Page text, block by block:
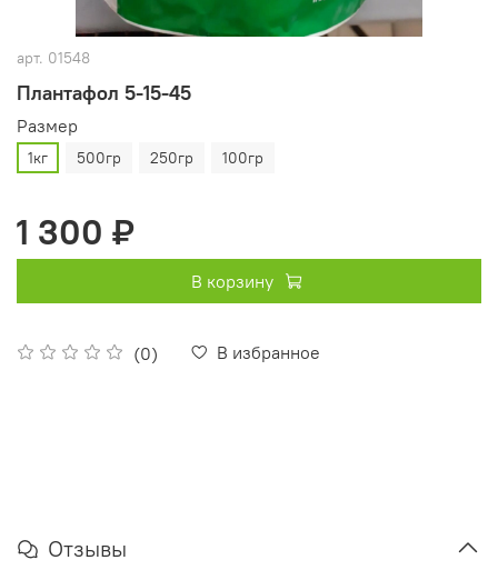
арт. 01548
Плантафол 5-15-45
(0) В избранное
Pазмер
1кг 500гр 250гр 100гр
1 300 ₽
В корзину
Отзывы